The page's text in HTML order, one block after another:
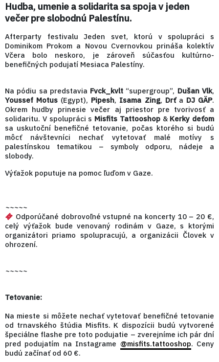
Hudba, umenie a solidarita sa spoja v jeden
večer pre slobodnú Palestínu.
Afterparty festivalu Jeden svet, ktorú v spolupráci s
Dominikom Prokom a Novou Cvernovkou prináša kolektív
Včera bolo neskoro, je zároveň súčasťou kultúrno-
benefičných podujatí Mesiaca Palestíny.
Na pódiu sa predstavia Fvck_kvlt “supergroup”, Dušan Vlk,
Youssef Motus (Egypt), Pipesh, Isama Zing, Drťa DJ GÄP.
Okrem hudby prinesie večer aj priestor pre tvorivosť a
solidaritu. V spolupráci s Misfits Tattooshop& Kerky deťom
sa uskutoční benefičné tetovanie, počas ktorého si budú
môcť návštevníci nechať vytetovať malé motívy s
palestínskou tematikou – symboly odporu, nádeje a
slobody.
Výťažok poputuje na pomoc ľuďom v Gaze.
~~~~~
Odporúčané dobrovoľné vstupné na koncerty 10 – 20 €,
celý výťažok bude venovaný rodinám v Gaze, s ktorými
organizátori priamo spolupracujú, a organizácii Človek v
ohrození.
~~~~~
Tetovanie:
Na mieste si môžete nechať vytetovať benefičné tetovanie
od trnavského štúdia Misfits. K dispozícii budú vytvorené
špeciálne flashe pre toto podujatie – zverejníme ich pár dní
pred podujatím na Instagrame @misfits.tattooshop. Ceny
budú začínať od 60 €.